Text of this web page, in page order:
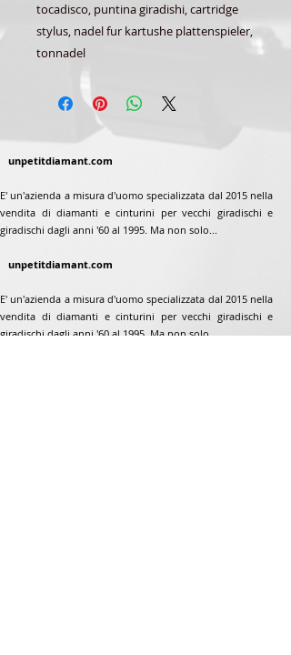
tocadisco, puntina giradishi, cartridge
stylus, nadel fur kartushe plattenspieler,
tonnadel
unpetitdiamant.com
E' un'azienda a misura d'uomo specializzata dal 2015 nella
vendita di diamanti e cinturini per vecchi giradischi e
giradischi dagli anni '60 al 1995. Ma non solo...
unpetitdiamant.com
E' un'azienda a misura d'uomo specializzata dal 2015 nella
vendita di diamanti e cinturini per vecchi giradischi e
giradischi dagli anni '60 al 1995. Ma non solo...